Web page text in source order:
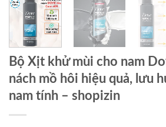
Bộ Xịt khử mùi cho nam
nách mồ hôi hiệu quả, lưu
nam tính – shopizin